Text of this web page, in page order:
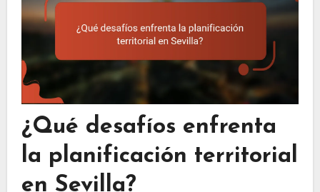
¿Qué desafíos enfrenta
la planificación territorial
en Sevilla?